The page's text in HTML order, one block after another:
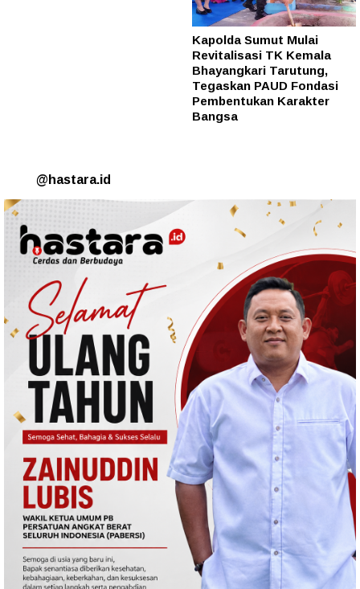
Kapolda Sumut Mulai
Revitalisasi TK Kemala
Bhayangkari Tarutung,
Tegaskan PAUD Fondasi
Pembentukan Karakter
Bangsa
@hastara.id